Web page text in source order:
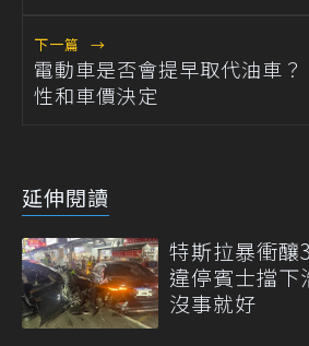
下一篇 →
電動車是否會提早取代油車
性和車價決定
延伸閱讀
特斯拉暴衝釀
違停賓士擋下
沒事就好